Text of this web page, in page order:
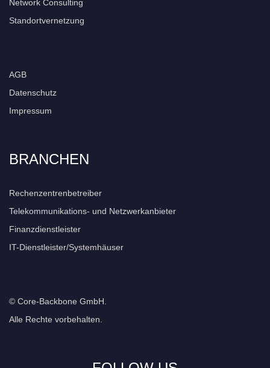
Network Consulting
Standortvernetzung
AGB
Datenschutz
Impressum
BRANCHEN
Rechenzentrenbetreiber
Telekommunikations- und Netzwerkanbieter
Finanzdienstleister
IT-Dienstleister/Systemhäuser
© Core-Backbone GmbH.
Alle Rechte vorbehalten.